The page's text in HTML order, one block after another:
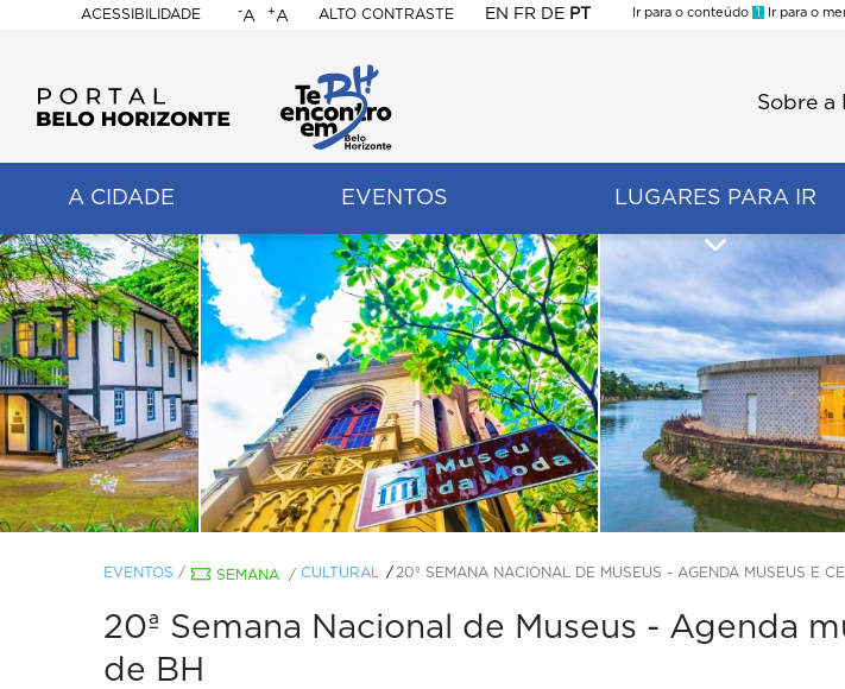
ACESSIBILIDADE
BELO
HORIZONTE
-A +A ALTO CONTRASTE EN FR DE PT
Ir para o conteúdo 1 Ir para o
Sobre a
A CIDADE EVENTOS LUGARES PARA IR
EVENTOS / SEMANA / CULTURAL 20ª SEMANA NACIONAL DE MUSEUS - AGENDA MUSEUS E
20ª Semana Nacional de Museus - Agenda
de BH